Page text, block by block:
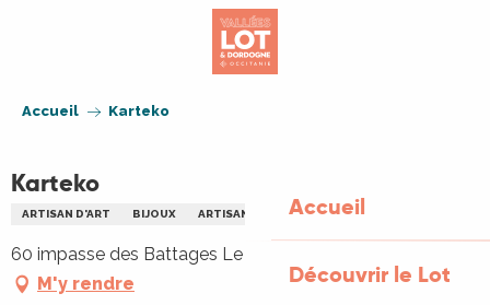
Accueil
Découvrir le Lot
Accueil Karteko
Karteko
ARTISAN D'ART BIJOUX ARTISANAT D'ART
60 impasse des Battages Le Bougayrou, 46200 Lacave
M'y rendre